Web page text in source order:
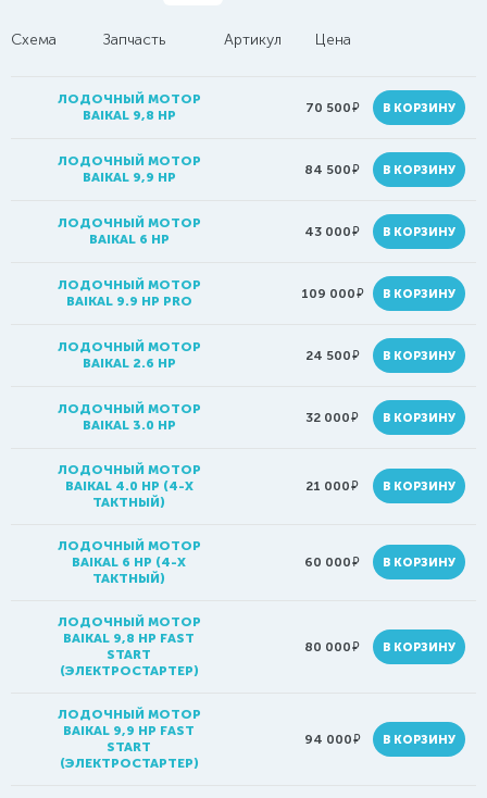
Схема Запчасть Артикул Цена
ЛОДОЧНЫЙ МОТОР
BAIKAL 9,8 HP
70 500руб. В КОРЗИНУ
ЛОДОЧНЫЙ МОТОР
BAIKAL 9,9 HP
84 500руб. В КОРЗИНУ
ЛОДОЧНЫЙ МОТОР
BAIKAL 6 HP
43 000руб. В КОРЗИНУ
ЛОДОЧНЫЙ МОТОР
BAIKAL 9.9 HP PRO
109 000руб. В КОРЗИНУ
ЛОДОЧНЫЙ МОТОР
BAIKAL 2.6 HP
24 500руб. В КОРЗИНУ
ЛОДОЧНЫЙ МОТОР
BAIKAL 3.0 HP
32 000руб. В КОРЗИНУ
ЛОДОЧНЫЙ МОТОР
BAIKAL 4.0 HP (4-Х
ТАКТНЫЙ)
21 000руб. В КОРЗИНУ
ЛОДОЧНЫЙ МОТОР
BAIKAL 6 HP (4-Х
ТАКТНЫЙ)
60 000руб. В КОРЗИНУ
ЛОДОЧНЫЙ МОТОР
BAIKAL 9,8 HP FAST
START
(ЭЛЕКТРОСТАРТЕР)
80 000руб. В КОРЗИНУ
ЛОДОЧНЫЙ МОТОР
BAIKAL 9,9 HP FAST
START
(ЭЛЕКТРОСТАРТЕР)
94 000руб. В КОРЗИНУ